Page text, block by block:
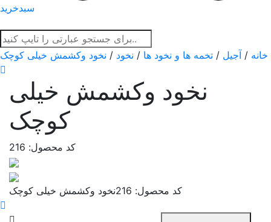
سبدخرید
خانه / آجیل / تخمه ها و نخود ها / نخود / نخود وکشمش خیلی کوچک
نخود وکشمش خیلی
کوچک
کد محصول: 216
نخود وکشمش خیلی کوچک کد محصول: 216